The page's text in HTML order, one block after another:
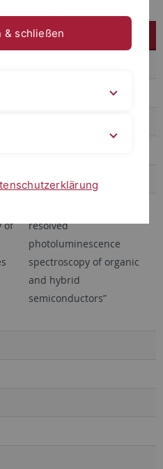
Vortragstitel
of
resolved
photoluminescence
spectroscopy of organic
and hybrid
semiconductors”
& schließen